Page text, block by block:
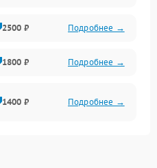
2500 ₽ Подробнее →
1800 ₽ Подробнее →
1400 ₽ Подробнее →